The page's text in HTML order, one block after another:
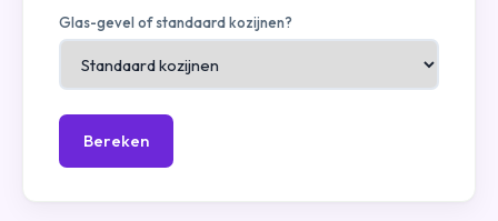
Glas-gevel of standaard kozijnen?
Bereken